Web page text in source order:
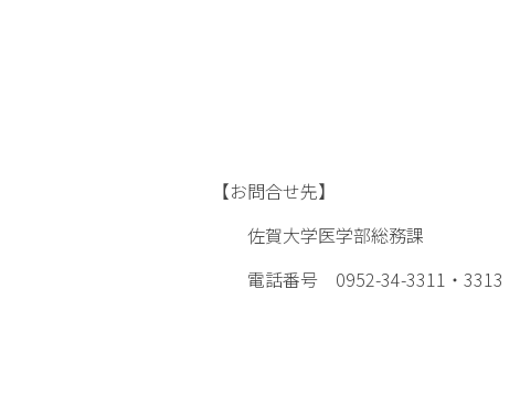
【お問合せ先】
佐賀大学医学部総務課
電話番号 0952-34-3311・3313